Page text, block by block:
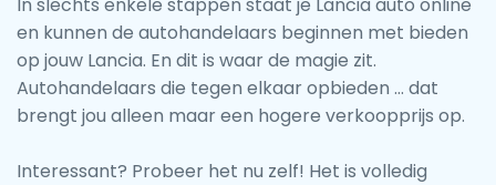
en kunnen de autohandelaars beginnen met bieden
op jouw Lancia. En dit is waar de magie zit.
Autohandelaars die tegen elkaar opbieden … dat
brengt jou alleen maar een hogere verkoopprijs op.
Interessant? Probeer het nu zelf! Het is volledig